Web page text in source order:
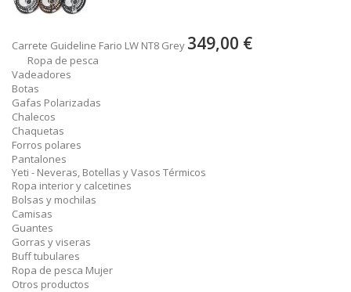
Carrete Guideline Fario LW NT8 Grey 349,00 €
Ropa de pesca
Vadeadores
Botas
Gafas Polarizadas
Chalecos
Chaquetas
Forros polares
Pantalones
Yeti - Neveras, Botellas y Vasos Térmicos
Ropa interior y calcetines
Bolsas y mochilas
Camisas
Guantes
Gorras y viseras
Buff tubulares
Ropa de pesca Mujer
Otros productos